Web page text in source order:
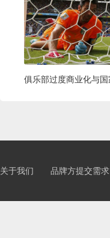
关于我们 品牌方提交需求